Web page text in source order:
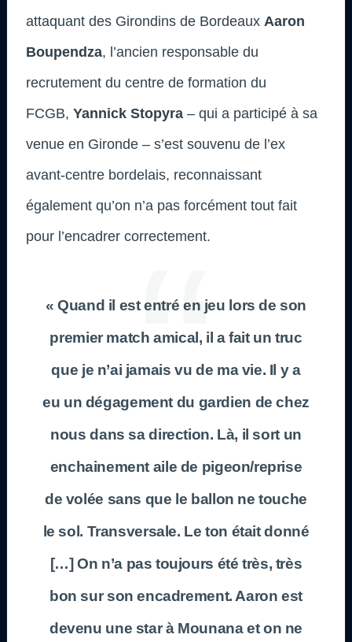
attaquant des Girondins de Bordeaux Aaron
Boupendza, l’ancien responsable du
recrutement du centre de formation du
FCGB, Yannick Stopyra – qui a participé à sa
venue en Gironde – s’est souvenu de l’ex
avant-centre bordelais, reconnaissant
également qu’on n’a pas forcément tout fait
pour l’encadrer correctement.
« Quand il est entré en jeu lors de son
premier match amical, il a fait un truc
que je n’ai jamais vu de ma vie. Il y a
eu un dégagement du gardien de chez
nous dans sa direction. Là, il sort un
enchainement aile de pigeon/reprise
de volée sans que le ballon ne touche
le sol. Transversale. Le ton était donné
[…] On n’a pas toujours été très, très
bon sur son encadrement. Aaron est
devenu une star à Mounana et on ne